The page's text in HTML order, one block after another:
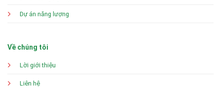
Dự án năng lượng
Về chúng tôi
Lời giới thiệu
Liên hệ